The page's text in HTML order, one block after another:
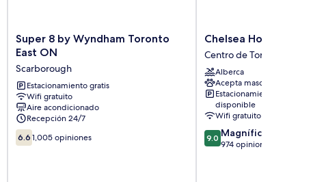
Super
8
Wyndham
Toronto
East
ON
Scarborough
Super 8 by Wyndham Toronto
East ON
Scarborough
Estacionamiento gratis
Wifi gratuito
Aire acondicionado
Recepción 24/7
6.6
de
6.6 1,005 opiniones
Chelsea
Hotel,
Toronto
Centro
de
Toronto
Chelsea Hotel,
Centro de Toronto
Alberca
Acepta mascotas
Estacionamiento
disponible
Wifi gratuito
9.0
de
9.0 Magnífico
974 opiniones